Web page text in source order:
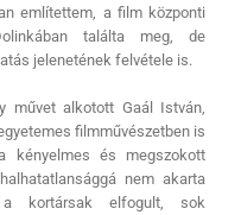
említettem, a film központi
találta meg, de
jelenetének felvétele is.
művet alkotott Gaál István,
filmművészetben is
kényelmes és megszokott
nem akarta
kortársak elfogult, sok